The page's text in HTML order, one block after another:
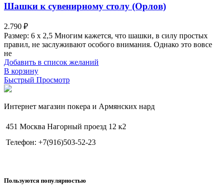
Шашки к сувенирному столу (Орлов)
2.790 ₽
Размер: 6 х 2,5 Многим кажется, что шашки, в силу простых
правил, не заслуживают особого внимания. Однако это вовсе
не
Добавить в список желаний
В корзину
Быстрый Просмотр
Интернет магазин покера и Армянских нард
451 Москва Нагорный проезд 12 к2
Телефон: +7(916)503-52-23
Пользуются популярностью